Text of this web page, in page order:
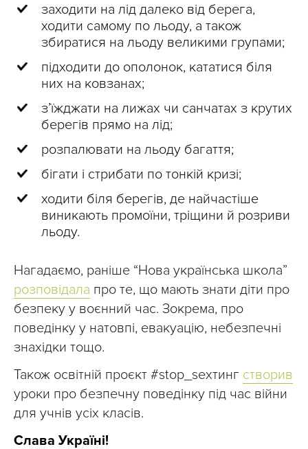
заходити на лід далеко від берега,
ходити самому по льоду, а також
збиратися на льоду великими групами;
підходити до ополонок, кататися біля
них на ковзанах;
з’їжджати на лижах чи санчатах з крутих
берегів прямо на лід;
розпалювати на льоду багаття;
бігати і стрибати по тонкій кризі;
ходити біля берегів, де найчастіше
виникають промоїни, тріщини й розриви
льоду.
Нагадаємо, раніше “Нова українська школа”
розповідала про те, що мають знати діти про
безпеку у воєнний час. Зокрема, про
поведінку у натовпі, евакуацію, небезпечні
знахідки тощо.
Також освітній проєкт #stop_sexтинг створив
уроки про безпечну поведінку під час війни
для учнів усіх класів.
Слава Україні!